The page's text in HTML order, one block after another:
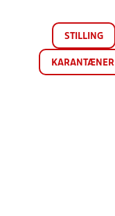
STILLING
KARANTÆNER